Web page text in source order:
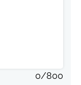
0/800